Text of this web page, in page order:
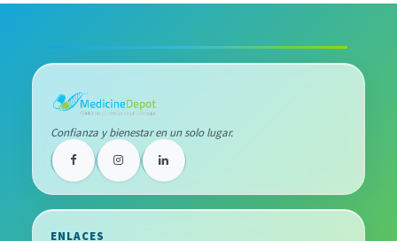
Confianza y bienestar en un solo lugar.
ENLACES